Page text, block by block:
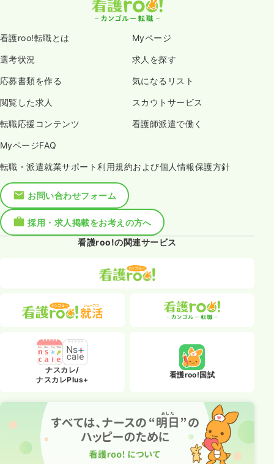
看護roo!転職とは Myページ
選考状況 求人を探す
応募書類を作る 気になるリスト
閲覧した求人 スカウトサービス
転職応援コンテンツ 看護師派遣で働く
MyページFAQ
転職・派遣就業サポート利用規約および個人情報保護方針
お問い合わせフォーム
採用・求人掲載をお考えの方へ
看護roo!の関連サービス
ナスカレ/
ナスカレPlus+
看護roo!国試